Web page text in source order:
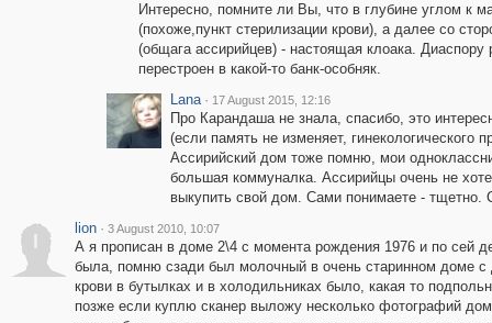
Интересно, помните ли Вы, что в глубине углом к
(похоже,пункт стерилизации крови), а далее со
(общага ассирийцев) - настоящая клоака.
перестроен в какой-то банк-особняк.
Lana · 17 August 2015, 12:16
Про Карандаша не знала, спасибо, это
(если память не изменяет, гинекологического
Ассирийский дом тоже помню, мои
большая коммуналка. Ассирийцы очень не
выкупить свой дом. Сами понимаете - тщетно.
lion · 3 August 2010, 10:07
А я прописан в доме 2\4 с момента рождения 1976 и по сей
была, помню сзади был молочный в очень старинном доме с
крови в бутылках и в холодильниках было, какая то
позже если куплю сканер выложу несколько фотографий